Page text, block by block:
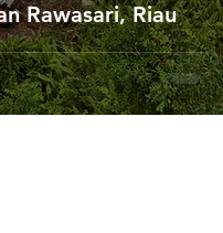
Rawasari, Riau